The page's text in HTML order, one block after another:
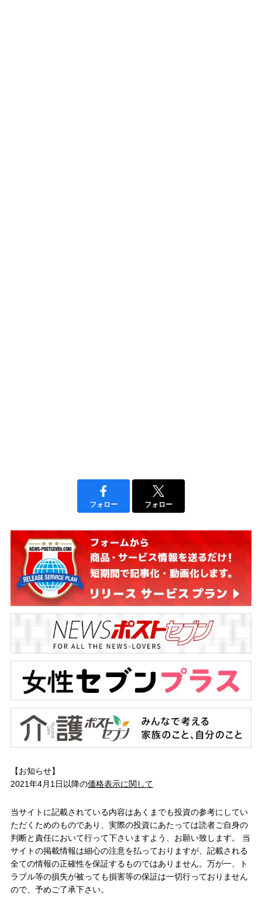
フォロー フォロー
【お知らせ】
2021年4月1日以降の価格表示に関して
当サイトに記載されている内容はあくまでも投資の参考にしてい
ただくためのものであり、実際の投資にあたっては読者ご自身の
判断と責任において行って下さいますよう、お願い致します。 当
サイトの掲載情報は細心の注意を払っておりますが、記載される
全ての情報の正確性を保証するものではありません。万が一、ト
ラブル等の損失が被っても損害等の保証は一切行っておりません
ので、予めご了承下さい。